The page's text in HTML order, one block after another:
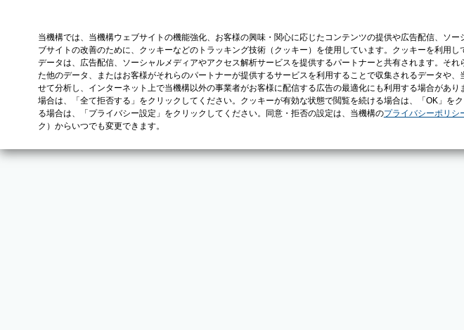
当機構では、当機構ウェブサイトの機能強化、お客様の興味・関心に応じたコンテンツの提供や広告配信、ソ
ブサイトの改善のために、クッキーなどのトラッキング技術（クッキー）を使用しています。クッキーを利用
データは、広告配信、ソーシャルメディアやアクセス解析サービスを提供するパートナーと共有されます。そ
た他のデータ、またはお客様がそれらのパートナーが提供するサービスを利用することで収集されるデータや
せて分析し、インターネット上で当機構以外の事業者がお客様に配信する広告の最適化にも利用する場合があ
場合は、「全て拒否する」をクリックしてください。クッキーが有効な状態で閲覧を続ける場合は、「OK」を
る場合は、「プライバシー設定」をクリックしてください。同意・拒否の設定は、当機構のプライバシーポリシ
ク）からいつでも変更できます。